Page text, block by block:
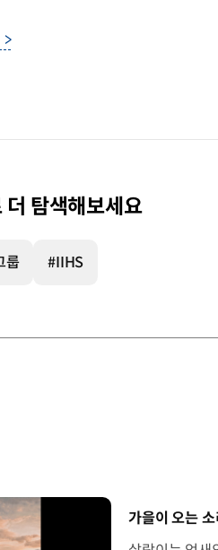
>
더 탐색해보세요
룹 #IIHS
[동영상]
가을이 오는